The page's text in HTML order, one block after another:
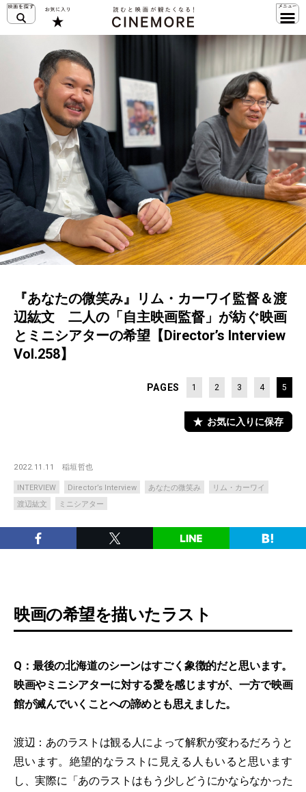
『あなたの微笑み』リム・カーワイ監督＆渡
辺紘文 二人の「自主映画監督」が紡ぐ映画
とミニシアターの希望【Director’s Interview
Vol.258】
PAGES 1 2 3 4 5
お気に入りに保存
2022.11.11 稲垣哲也
INTERVIEW Director’s Interview あなたの微笑み
リム・カーワイ
渡辺紘文
ミニシアター
映画の希望を描いたラスト
Q：最後の北海道のシーンはすごく象徴的だと思います。
映画やミニシアターに対する愛を感じますが、一方で映画
館が滅んでいくことへの諦めとも思えました。
渡辺：あのラストは観る人によって解釈が変わるだろうと
思います。絶望的なラストに見える人もいると思います
し、実際に「あのラストはもう少しどうにかならなかった